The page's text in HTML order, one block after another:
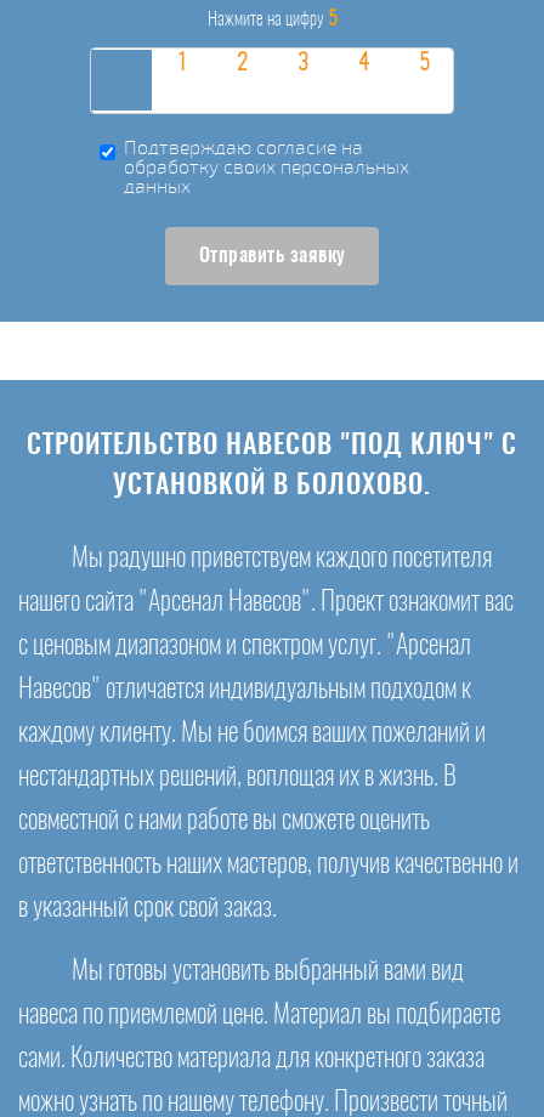
Нажмите на цифру 5
Подтверждаю согласие на
обработку своих персональных
данных
Отправить заявку
СТРОИТЕЛЬСТВО НАВЕСОВ "ПОД КЛЮЧ" С
УСТАНОВКОЙ В БОЛОХОВО.
Мы радушно приветствуем каждого посетителя
нашего сайта "Арсенал Навесов". Проект ознакомит вас
с ценовым диапазоном и спектром услуг. "Арсенал
Навесов" отличается индивидуальным подходом к
каждому клиенту. Мы не боимся ваших пожеланий и
нестандартных решений, воплощая их в жизнь. В
совместной с нами работе вы сможете оценить
ответственность наших мастеров, получив качественно и
в указанный срок свой заказ.
Мы готовы установить выбранный вами вид
навеса по приемлемой цене. Материал вы подбираете
сами. Количество материала для конкретного заказа
можно узнать по нашему телефону. Произвести точный